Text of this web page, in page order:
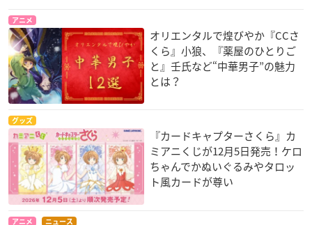
アニメ
オリエンタルで煌びやか『CCさ
くら』小狼、『薬屋のひとりご
と』壬氏など“中華男子”の魅力
とは？
グッズ
『カードキャプターさくら』カ
ミアニくじが12月5日発売！ケロ
ちゃんでかぬいぐるみやタロッ
ト風カードが尊い
アニメ ニュース